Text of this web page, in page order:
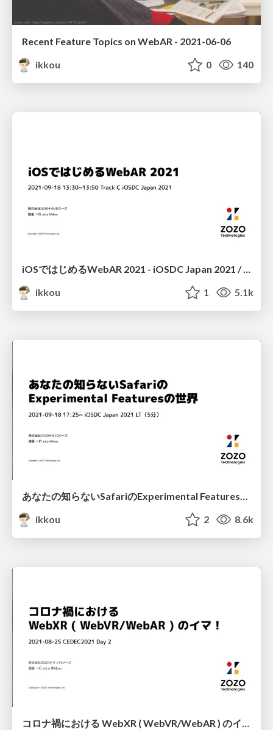
Recent Feature Topics on WebAR - 2021-06-06
ikkou
0 140
ikkou
1 5.1k
あなたの知らないSafariのExperimental Featuresの世界 - iOSDC Japan 2021 / Experimental Features in Safari You Didn't Know
ikkou
2 8.6k
コロナ禍における WebXR ( WebVR/WebAR ) のイマ！ #CEDEC2021 / Recent WebXR in COVID-19 pandemic